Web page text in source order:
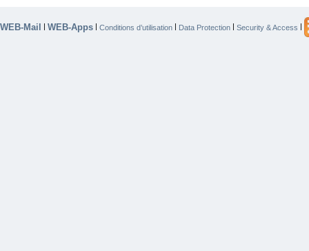
WEB-Mail | WEB-Apps | Conditions d’utilisation | Data Protection | Security & Access |